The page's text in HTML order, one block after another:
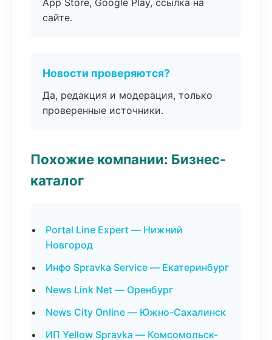
App Store, Google Play, ссылка на
сайте.
Новости проверяются?
Да, редакция и модерация, только
проверенные источники.
Похожие компании: Бизнес-
каталог
Portal Line Expert — Нижний
Новгород
Инфо Spravka Service — Екатеринбург
News Link Net — Оренбург
News City Online — Южно-Сахалинск
ИП Yellow Spravka — Комсомольск-